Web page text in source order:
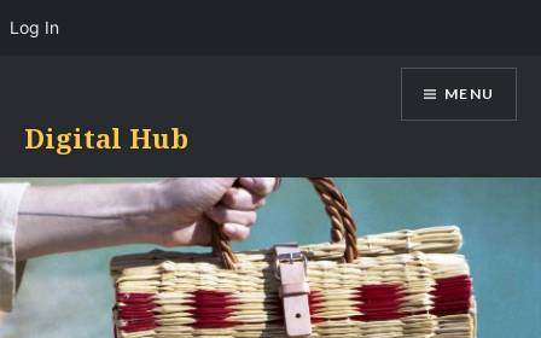
content
Digital Hub
MENU
Log In